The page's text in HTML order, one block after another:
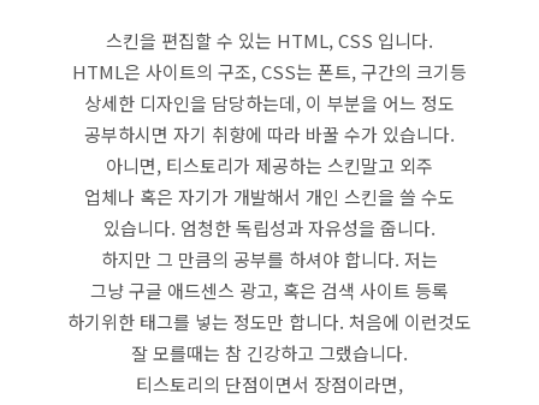
스킨을 편집할 수 있는 HTML, CSS 입니다.
HTML은 사이트의 구조, CSS는 폰트, 구간의 크기등
상세한 디자인을 담당하는데, 이 부분을 어느 정도
공부하시면 자기 취향에 따라 바꿀 수가 있습니다.
아니면, 티스토리가 제공하는 스킨말고 외주
업체나 혹은 자기가 개발해서 개인 스킨을 쓸 수도
있습니다. 엄청한 독립성과 자유성을 줍니다.
하지만 그 만큼의 공부를 하셔야 합니다. 저는
그냥 구글 애드센스 광고, 혹은 검색 사이트 등록
하기위한 태그를 넣는 정도만 합니다. 처음에 이런것도
잘 모를때는 참 긴강하고 그랬습니다.
티스토리의 단점이면서 장점이라면,